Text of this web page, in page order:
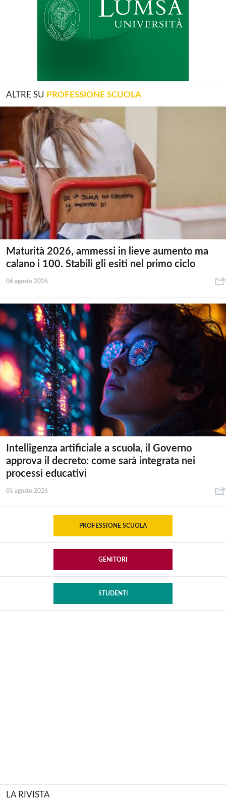
ALTRE SU PROFESSIONE SCUOLA
Maturità 2026, ammessi in lieve aumento ma
calano i 100. Stabili gli esiti nel primo ciclo
06 agosto 2026
Intelligenza artificiale a scuola, il Governo
approva il decreto: come sarà integrata nei
processi educativi
05 agosto 2026
PROFESSIONE SCUOLA
GENITORI
STUDENTI
LA RIVISTA